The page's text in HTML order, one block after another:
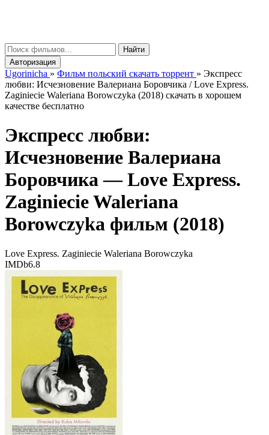
Найти
Авторизация
Ugorinicha » Фильм польский скачать торрент » Экспресс
любви: Исчезновение Валериана Боровчика / Love Express.
Zaginiecie Waleriana Borowczyka (2018) скачать в хорошем
качестве бесплатно
Экспресс любви:
Исчезновение Валериана
Боровчика —Love Express.
Zaginiecie Waleriana
Borowczyka фильм (2018)
Love Express. Zaginiecie Waleriana Borowczyka
IMDb6.8